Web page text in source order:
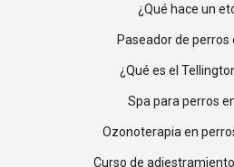
¿Qué hace un
Paseador de perros
¿Qué es el
Spa para perros
Ozonoterapia en
Curso de